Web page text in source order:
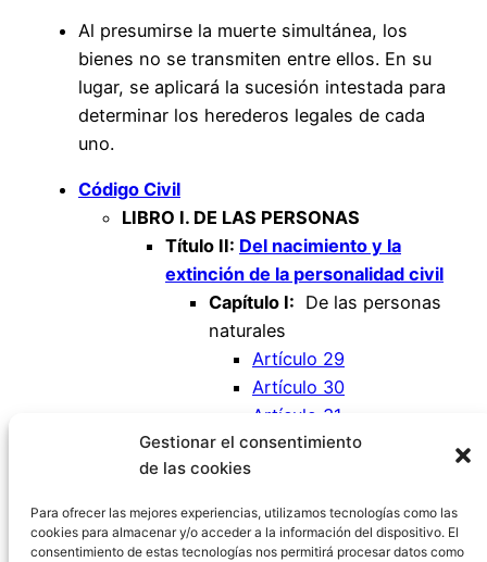
Gestionar el consentimiento
de las cookies
Para ofrecer las mejores experiencias, utilizamos tecnologías como las
cookies para almacenar y/o acceder a la información del dispositivo. El
consentimiento de estas tecnologías nos permitirá procesar datos como
Al presumirse la muerte simultánea, los
bienes no se transmiten entre ellos. En su
lugar, se aplicará la sucesión intestada para
determinar los herederos legales de cada
uno.
Código Civil
LIBRO I. DE LAS PERSONAS
Título II: Del nacimiento y la
extinción de la personalidad civil
Capítulo I: De las personas
naturales
Artículo 29
Artículo 30
Artículo 31
Artículo 32